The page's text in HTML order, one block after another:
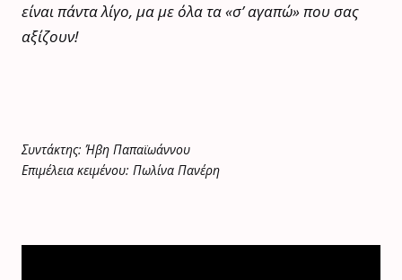
είναι πάντα λίγο, μα με όλα τα «σ’ αγαπώ» που σας
αξίζουν!
Συντάκτης: Ήβη Παπαϊωάννου
Επιμέλεια κειμένου: Πωλίνα Πανέρη